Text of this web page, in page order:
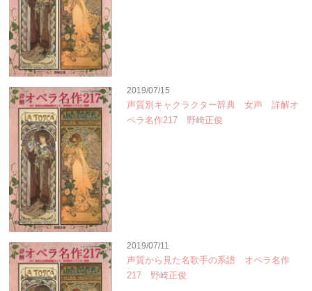
2019/07/15
声質別キャクラクター辞典 女声 詳解オ
ペラ名作217 野崎正俊
2019/07/11
声質から見た名歌手の系譜 オペラ名作
217 野崎正俊